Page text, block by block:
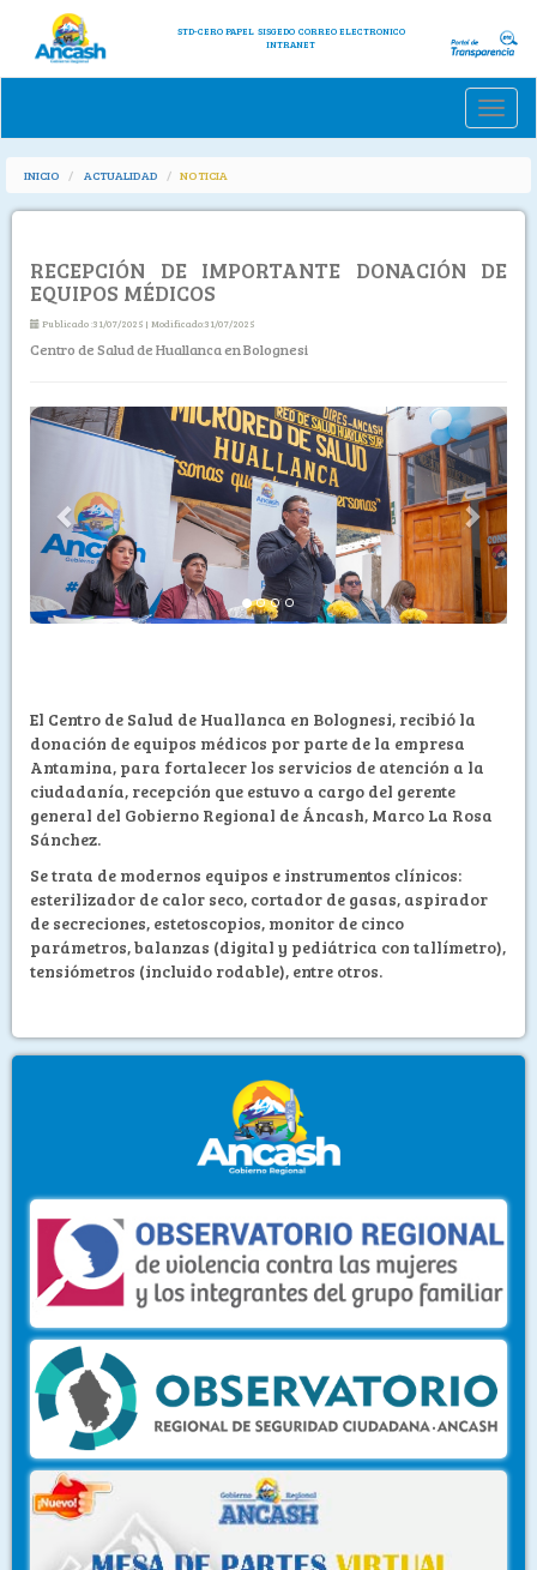
STD-CERO PAPEL SISGEDO CORREO ELECTRONICO
INTRANET
Toggle
INICIO ACTUALIDAD NOTICIA
RECEPCIÓN DE IMPORTANTE DONACIÓN DE
EQUIPOS MÉDICOS
Publicado :31/07/2025 | Modificado:31/07/2025
Centro de Salud de Huallanca en Bolognesi
Previous Next
El Centro de Salud de Huallanca en Bolognesi, recibió la
donación de equipos médicos por parte de la empresa
Antamina, para fortalecer los servicios de atención a la
ciudadanía, recepción que estuvo a cargo del gerente
general del Gobierno Regional de Áncash, Marco La Rosa
Sánchez.
Se trata de modernos equipos e instrumentos clínicos:
esterilizador de calor seco, cortador de gasas, aspirador
de secreciones, estetoscopios, monitor de cinco
parámetros, balanzas (digital y pediátrica con tallímetro),
tensiómetros (incluido rodable), entre otros.